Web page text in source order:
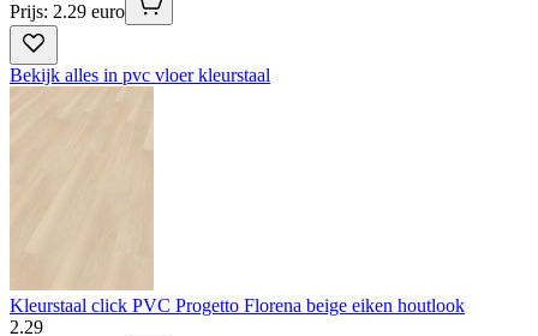
Prijs: 2.29 euro
Bekijk alles in pvc vloer kleurstaal
Kleurstaal click PVC Progetto Florena beige eiken houtlook
2.29